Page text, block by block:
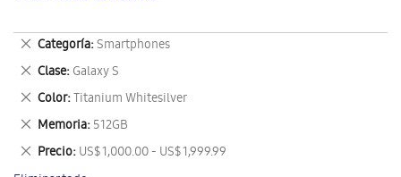
Categoría Smartphones
Eliminar
este
artículo
Clase Galaxy S
Eliminar
este
artículo
Color Titanium Whitesilver
Eliminar
este
artículo
Memoria 512GB
Eliminar
este
artículo
Precio US$ 1,000.00 - US$ 1,999.99
Eliminar
este